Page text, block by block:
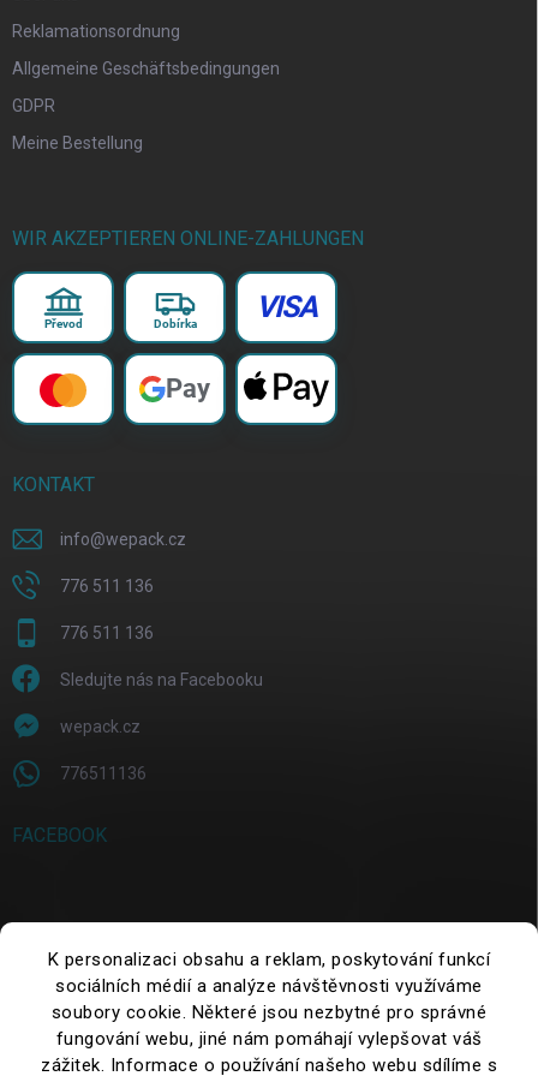
K personalizaci obsahu a reklam, poskytování funkcí
sociálních médií a analýze návštěvnosti využíváme
soubory cookie. Některé jsou nezbytné pro správné
fungování webu, jiné nám pomáhají vylepšovat váš
zážitek. Informace o používání našeho webu sdílíme s
Reklamationsordnung
Allgemeine Geschäftsbedingungen
GDPR
Meine Bestellung
WIR AKZEPTIEREN ONLINE-ZAHLUNGEN
Převod Dobírka VISA
Pay
KONTAKT
info@wepack.cz
776 511 136
776 511 136
Sledujte nás na Facebooku
wepack.cz
776511136
FACEBOOK
Suchen